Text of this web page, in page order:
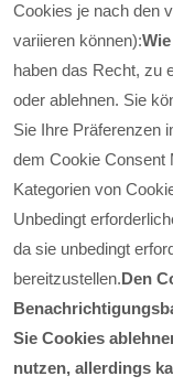
Cookies je nach den
variieren können):
haben das Recht, zu
oder ablehnen. Sie
Sie Ihre Präferenzen
dem Cookie Consent
Kategorien von
Unbedingt
da sie unbedingt
bereitzustellen.Den
Sie Cookies
nutzen, allerdings